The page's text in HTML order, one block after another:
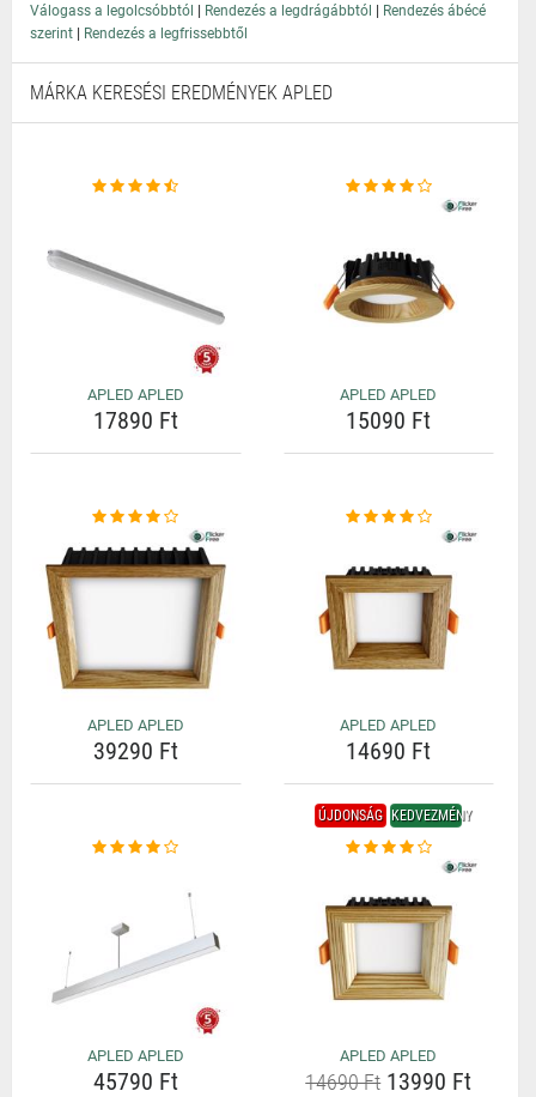
Válogass a legolcsóbbtól | Rendezés a legdrágábbtól | Rendezés ábécé
szerint | Rendezés a legfrissebbtől
MÁRKA KERESÉSI EREDMÉNYEK APLED
APLED APLED
17890 Ft
APLED APLED
15090 Ft
APLED APLED
39290 Ft
APLED APLED
14690 Ft
APLED APLED
45790 Ft
ÚJDONSÁG KEDVEZMÉNY
APLED APLED
14690 Ft13990 Ft